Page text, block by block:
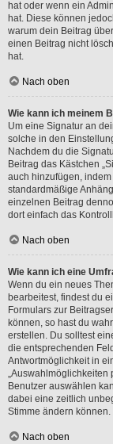
hat oder wenn ein
hat. Diese können
warum dein Beitrag
einen Beitrag nicht
hat.
Nach oben
Wie kann ich meinem
Um eine Signatur an
solche in den
Nachdem du die
Beitrag das Kästchen
auch hinzufügen,
standardmäßige
einzelnen Beitrag
dort einfach das
Nach oben
Wie kann ich eine
Wenn du ein neues
bearbeitest, findest du
Formulars zur
können, so hast du
erstellen. Du solltest
die entsprechenden
Antwortmöglichkeit in
Benutzer auswählen
dabei eine zeitlich
Stimme ändern können.
Nach oben